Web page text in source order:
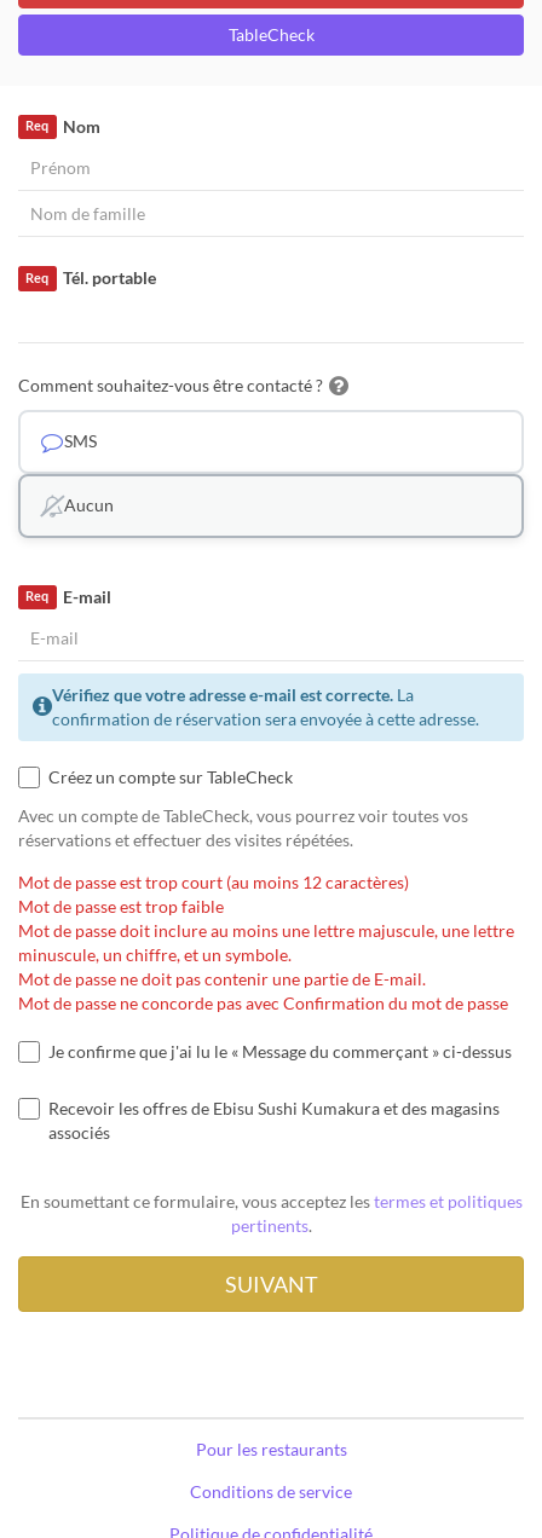
TableCheck
Nom
Req
Tél. portable
Req
Comment souhaitez-vous être contacté ?
SMS
Aucun
E-mail
Req
Vérifiez que votre adresse e-mail est correcte. La
confirmation de réservation sera envoyée à cette adresse.
Créez un compte sur TableCheck
Avec un compte de TableCheck, vous pourrez voir toutes vos
réservations et effectuer des visites répétées.
Mot de passe est trop court (au moins 12 caractères)
Mot de passe est trop faible
Mot de passe doit inclure au moins une lettre majuscule, une lettre
minuscule, un chiffre, et un symbole.
Mot de passe ne doit pas contenir une partie de E-mail.
Mot de passe ne concorde pas avec Confirmation du mot de passe
Je confirme que j'ai lu le « Message du commerçant » ci-dessus
Recevoir les offres de Ebisu Sushi Kumakura et des magasins
associés
En soumettant ce formulaire, vous acceptez lestermes et politiques
pertinents.
Pour les restaurants
Conditions de service
Politique de confidentialité